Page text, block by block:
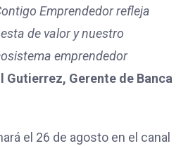
Emprendedor refleja
de valor y nuestro
emprendedor
Gutierrez, Gerente de Banca
el 26 de agosto en el canal